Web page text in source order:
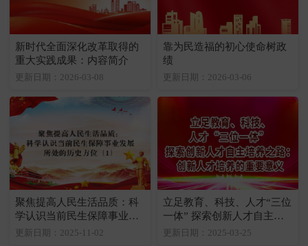
新时代全面深化改革取得的
重大实践成果：内容简介
更新日期：2026-03-08
靠为民造福的初心使命树政
绩
更新日期：2026-03-06
聚焦提高人民生活品质：科
学认识当前民生保障事业发
展所处的历史方位（1）
更新日期：2025-11-02
立足教育、科技、人才“三位
一体” 探索创新人才自主培
养之路：创新人才培养的重
更新日期：2025-03-25